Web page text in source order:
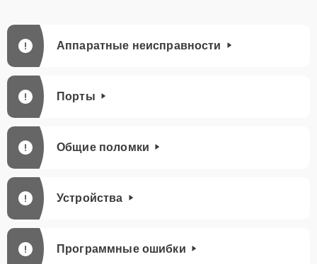
Аппаратные неисправности
Порты
Общие поломки
Устройства
Программные ошибки